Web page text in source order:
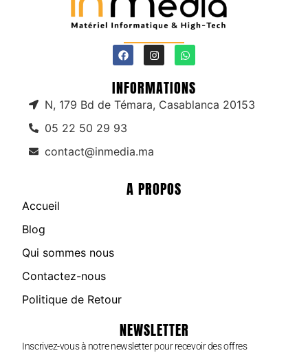
INFORMATIONS
N, 179 Bd de Témara, Casablanca 20153
05 22 50 29 93
contact@inmedia.ma
A PROPOS
Accueil
Blog
Qui sommes nous
Contactez-nous
Politique de Retour
NEWSLETTER
Inscrivez-vous à notre newsletter pour recevoir des offres